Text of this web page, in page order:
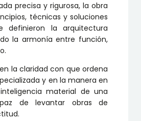
precisa y rigurosa, la obra
técnicas y soluciones
definieron la arquitectura
la armonía entre función,
la claridad con que ordena
y en la manera en
material de una
de levantar obras de